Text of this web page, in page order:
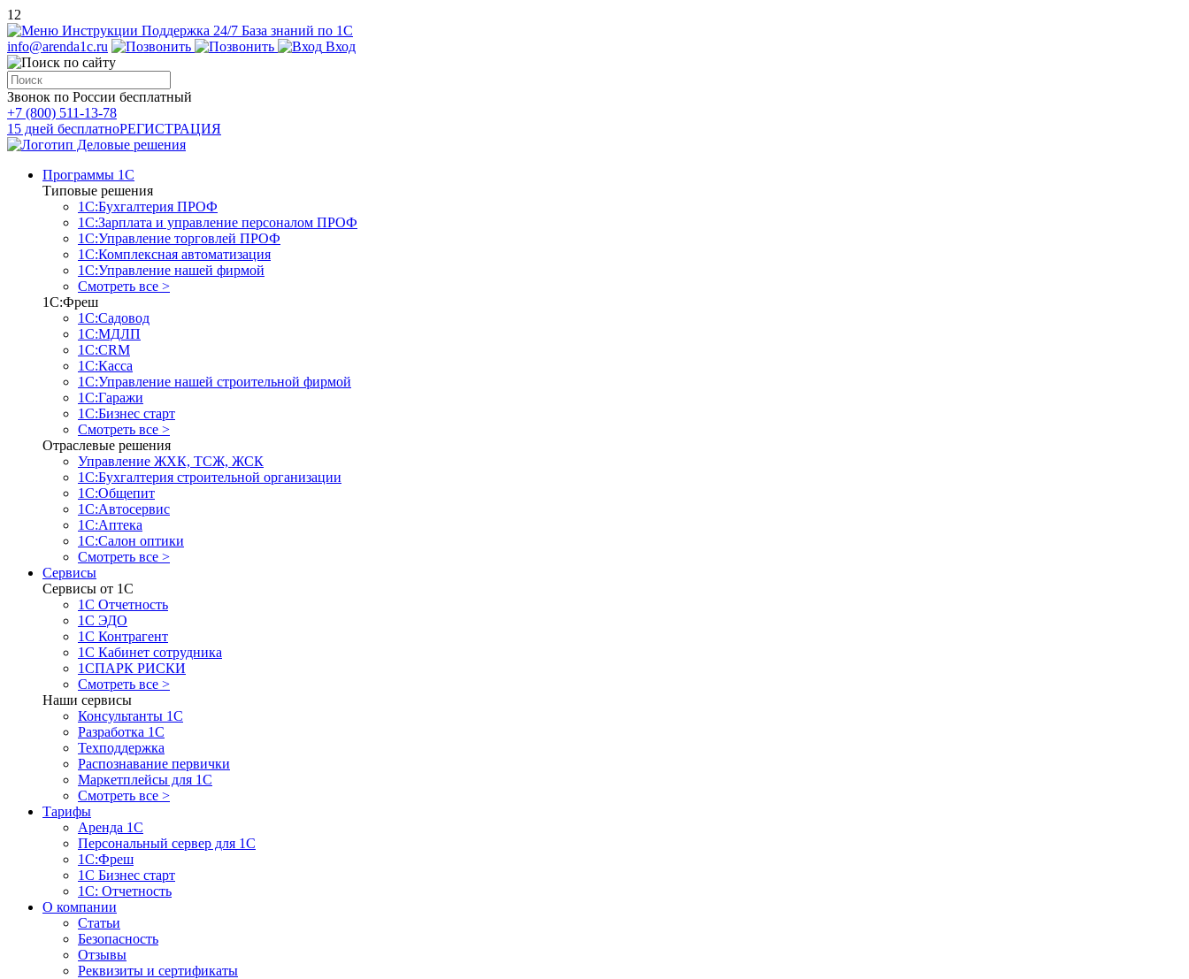
12
Инструкции Поддержка 24/7 База знаний по 1С
info@arenda1c.ru
Вход
Звонок по России бесплатный
+7 (800) 511-13-78
15 дней бесплатноРЕГИСТРАЦИЯ
Программы 1С
Типовые решения
1С:Бухгалтерия ПРОФ
1С:Зарплата и управление персоналом ПРОФ
1С:Управление торговлей ПРОФ
1С:Комплексная автоматизация
1С:Управление нашей фирмой
Смотреть все >
1С:Фреш
1С:Садовод
1С:МДЛП
1С:CRM
1С:Касса
1С:Управление нашей строительной фирмой
1С:Гаражи
1С:Бизнес старт
Смотреть все >
Отраслевые решения
Управление ЖХК, ТСЖ, ЖСК
1С:Бухгалтерия строительной организации
1С:Общепит
1С:Автосервис
1С:Аптека
1С:Салон оптики
Смотреть все >
Сервисы
Сервисы от 1С
1С Отчетность
1С ЭДО
1С Контрагент
1С Кабинет сотрудника
1СПАРК РИСКИ
Смотреть все >
Наши сервисы
Консультанты 1С
Разработка 1С
Техподдержка
Распознавание первички
Маркетплейсы для 1С
Смотреть все >
Тарифы
Аренда 1С
Персональный сервер для 1С
1С:Фреш
1С Бизнес старт
1С: Отчетность
О компании
Статьи
Безопасность
Отзывы
Реквизиты и сертификаты